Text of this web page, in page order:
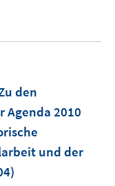
den
Agenda 2010
und der